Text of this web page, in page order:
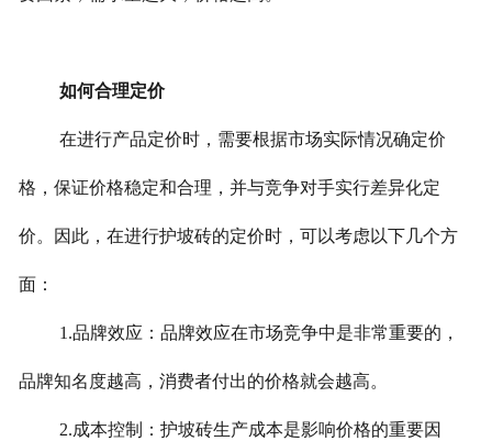
如何合理定价
在进行产品定价时，需要根据市场实际情况确定价
格，保证价格稳定和合理，并与竞争对手实行差异化定
价。因此，在进行护坡砖的定价时，可以考虑以下几个方
面：
1.品牌效应：品牌效应在市场竞争中是非常重要的，
品牌知名度越高，消费者付出的价格就会越高。
2.成本控制：护坡砖生产成本是影响价格的重要因